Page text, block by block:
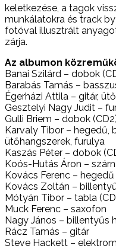
keletkezése, a tagok
munkálatokra és track
fotóval illusztrált
zárja.
Az albumon
Banai Szilárd – dobok
Barabás Tamás –
Égerházi Attila – gitár,
Gesztelyi Nagy Judit –
Gulli Briem – dobok
Karvaly Tibor – hegedű,
ütőhangszerek, furulya
Kaszás Péter – dobok
Koós-Hutás Áron –
Kovács Ferenc – hegedű
Kovács Zoltán –
Mótyán Tibor – tabla
Muck Ferenc – saxofon
Nagy János – billentyűs
Rácz Tamás – gitár
Steve Hackett –